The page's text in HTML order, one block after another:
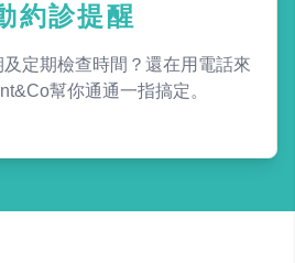
約診提醒
定期檢查時間？還在用電話來
幫你通通一指搞定。